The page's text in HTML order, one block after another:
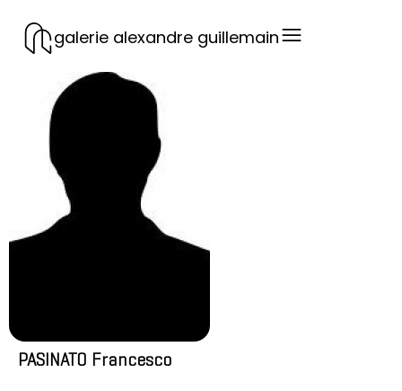
galerie alexandre guillemain
PASINATO Francesco